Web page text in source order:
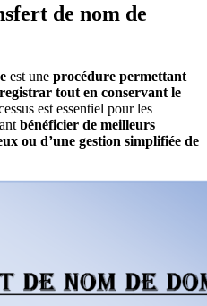
de nom de
est une procédure permettant
tout en conservant le
est essentiel pour les
bénéficier de meilleurs
ou d’une gestion simplifiée de